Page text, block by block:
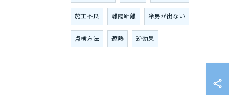
施工不良 離隔距離 冷房が出ない
点検方法 遮熱 逆効果